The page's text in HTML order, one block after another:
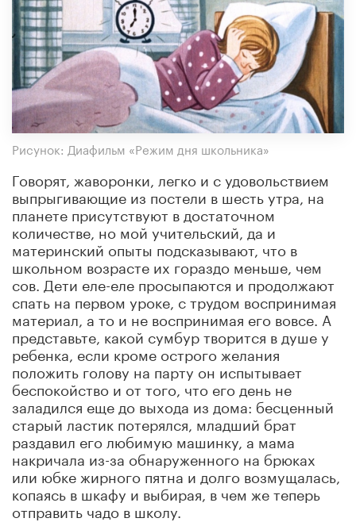
Рисунок: Диафильм «Режим дня школьника»
Говорят, жаворонки, легко и с удовольствием
выпрыгивающие из постели в шесть утра, на
планете присутствуют в достаточном
количестве, но мой учительский, да и
материнский опыты подсказывают, что в
школьном возрасте их гораздо меньше, чем
сов. Дети еле-еле просыпаются и продолжают
спать на первом уроке, с трудом воспринимая
материал, а то и не воспринимая его вовсе. А
представьте, какой сумбур творится в душе у
ребенка, если кроме острого желания
положить голову на парту он испытывает
беспокойство и от того, что его день не
заладился еще до выхода из дома: бесценный
старый ластик потерялся, младший брат
раздавил его любимую машинку, а мама
накричала из-за обнаруженного на брюках
или юбке жирного пятна и долго возмущалась,
копаясь в шкафу и выбирая, в чем же теперь
отправить чадо в школу.